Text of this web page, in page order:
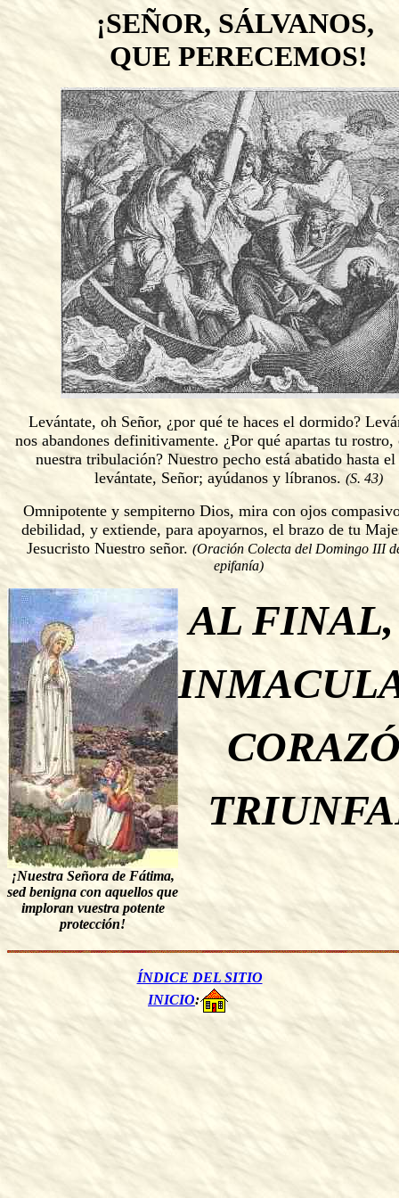
¡SEÑOR, SÁLVANOS,
QUE PERECEMOS!
Levántate, oh Señor, ¿por qué te haces el dormido?
nos abandones definitivamente. ¿Por qué apartas tu
nuestra tribulación? Nuestro pecho está abatido hasta
levántate, Señor; ayúdanos y líbranos. (S. 43)
Omnipotente y sempiterno Dios, mira con ojos
debilidad, y extiende, para apoyarnos, el brazo de tu
Jesucristo Nuestro señor. (Oración Colecta del Domingo III
epifanía)
¡Nuestra Señora de Fátima,
sed benigna con aquellos que
imploran vuestra potente
protección!
AL
ÍNDICE DEL SITIO
INICIO: